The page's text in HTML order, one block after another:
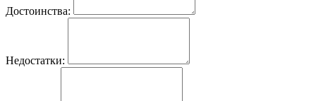
Достоинства:
Недостатки: